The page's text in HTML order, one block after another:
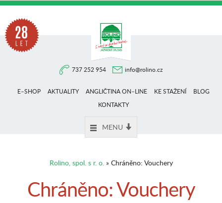
737 252 954 info@rolino.cz
E–SHOP AKTUALITY ANGLIČTINA ON–LINE KE STAŽENÍ
BLOG
KONTAKTY
MENU
Rolino, spol. s r. o.» Chráněno: Vouchery
Chráněno: Vouchery